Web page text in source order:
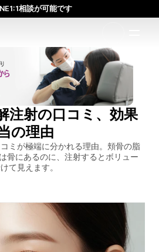
注射の口コミ、効果
の理由
ミが極端に分かれる理由。頬骨の脂
骨にあるのに、注射するとボリュー
て見えます。
相談が可能です
得な体験価格／満足度の高い効果